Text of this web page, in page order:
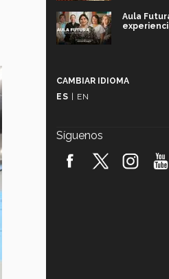
Aula
robótica
CAMBIAR IDIOMA
ES | EN
Síguenos